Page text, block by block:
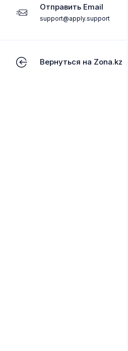
Отправить Email
support@apply.support
Вернуться на Zona.kz